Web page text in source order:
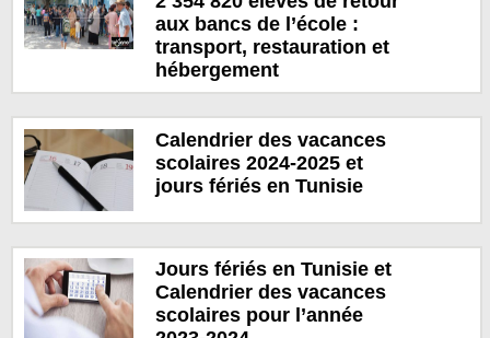
aux bancs de l’école :
transport, restauration et
hébergement
Calendrier des vacances
scolaires 2024-2025 et
jours fériés en Tunisie
Jours fériés en Tunisie et
Calendrier des vacances
scolaires pour l’année